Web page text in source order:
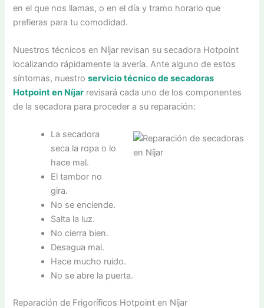
en el que nos llamas, o en el día y tramo horario que
prefieras para tu comodidad.
Nuestros técnicos en Níjar revisan su secadora Hotpoint
localizando rápidamente la avería. Ante alguno de estos
síntomas, nuestroservicio técnico de secadoras
Hotpoint en Níjar revisará cada uno de los componentes
de la secadora para proceder a su reparación:
La secadora
seca la ropa o lo
hace mal.
El tambor no
gira.
No se enciende.
Salta la luz.
No cierra bien.
Desagua mal.
Hace mucho ruido.
No se abre la puerta.
Reparación de Frigoríficos Hotpoint en Níjar